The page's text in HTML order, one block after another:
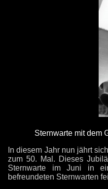
Sternwarte mit dem
In diesem Jahr nun jährt
zum 50. Mal. Dieses
Sternwarte im Juni in
befreundeten Sternwarten